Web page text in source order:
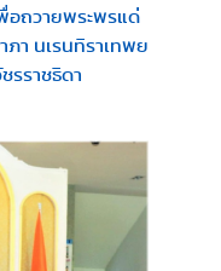
อถวายพระพรแด่
ภา นเรนทิราเทพย
รราชธิดา